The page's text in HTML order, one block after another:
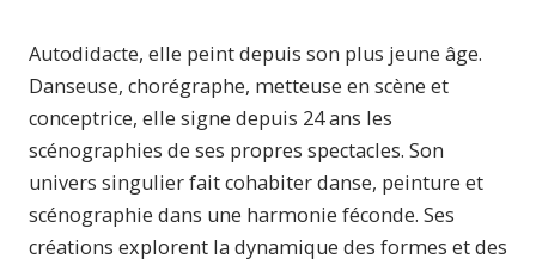
Autodidacte, elle peint depuis son plus jeune âge.
Danseuse, chorégraphe, metteuse en scène et
conceptrice, elle signe depuis 24 ans les
scénographies de ses propres spectacles. Son
univers singulier fait cohabiter danse, peinture et
scénographie dans une harmonie féconde. Ses
créations explorent la dynamique des formes et des